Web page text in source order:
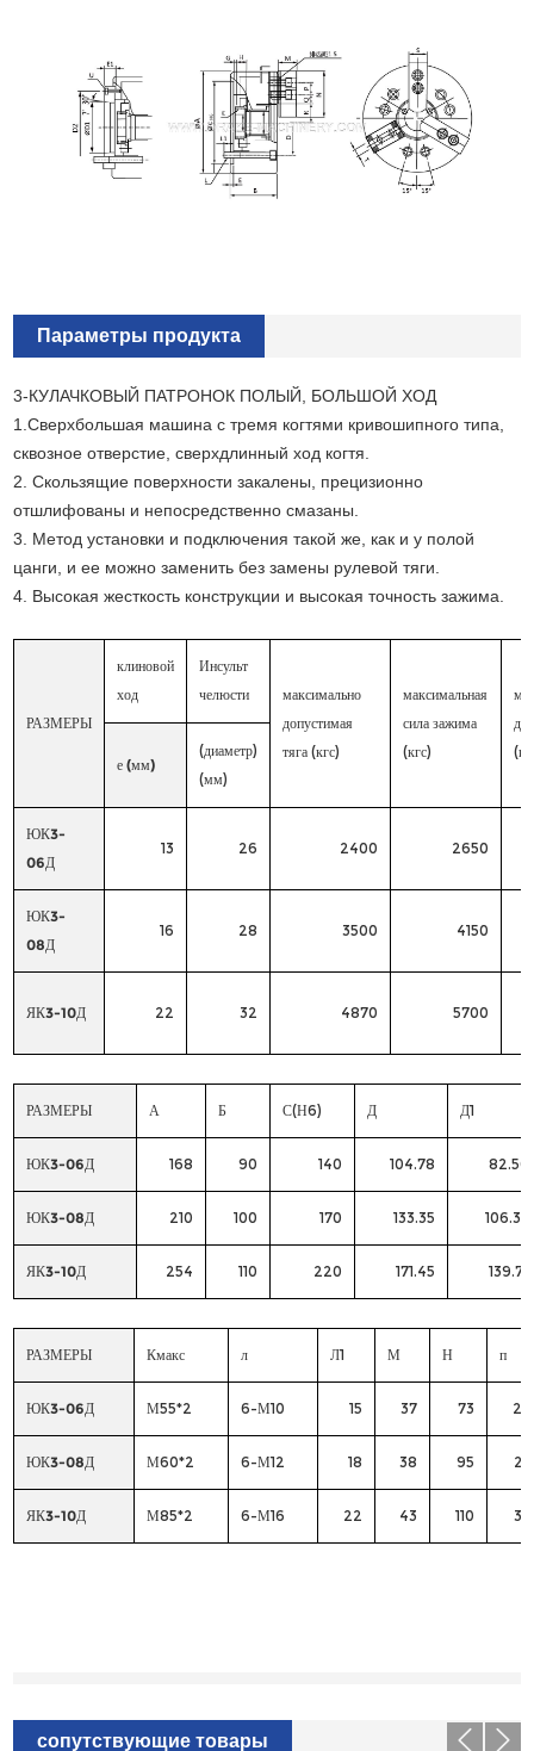
Параметры продукта
3-КУЛАЧКОВЫЙ ПАТРОНОК ПОЛЫЙ, БОЛЬШОЙ ХОД
1.Сверхбольшая машина с тремя когтями кривошипного типа,
сквозное отверстие, сверхдлинный ход когтя.
2. Скользящие поверхности закалены, прецизионно
отшлифованы и непосредственно смазаны.
3. Метод установки и подключения такой же, как и у полой
цанги, и ее можно заменить без замены рулевой тяги.
4. Высокая жесткость конструкции и высокая точность зажима.
РАЗМЕРЫ
клиновой
ход
Инсульт
челюсти
максимально
допустимая
тяга (кгс)
максимальная
сила зажима
(кгс)
е (мм)
(диаметр)
(мм)
ЮК3-
06Д
13 26 2400 2650
ЮК3-
08Д
16 28 3500 4150
ЯК3-10Д 22 32 4870 5700
РАЗМЕРЫ А Б С(Н6) Д Д1
ЮК3-06Д 168 90 140 104.78
ЮК3-08Д 210 100 170 133.35
ЯК3-10Д 254 110 220 171.45
РАЗМЕРЫ Кмакс л Л1 М Н п
ЮК3-06Д М55*2 6-М10 15 37 73 20
ЮК3-08Д М60*2 6-М12 18 38 95 25
ЯК3-10Д М85*2 6-М16 22 43 110 30
сопутствующие товары